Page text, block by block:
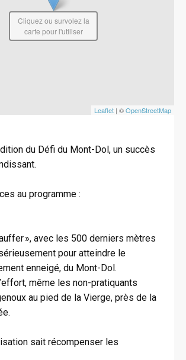
Leaflet | ©OpenStreetMap
Cliquez ou survolez la
carte pour l'utiliser
du Défi du Mont-Dol, un succès
au programme :
», avec les 500 derniers mètres
pour atteindre le
enneigé, du Mont-Dol.
même les non-pratiquants
au pied de la Vierge, près de la
sait récompenser les